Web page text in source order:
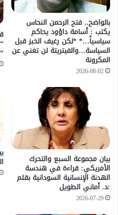
بالواضح.. فتح الرحمن النحاس
يكتب : أسامة داؤود يحاكم
سياسياً…* *لكن رغيف الخبز قبل
السياسة…والفيتريتة لن تغني عن
المكرونة
2026-08-02
بيان مجموعة السبع والتحرك
الأمريكي: قراءة في هندسة
الهدنة الإنسانية السودانية بقلم
:د. أماني الطويل
2026-07-29